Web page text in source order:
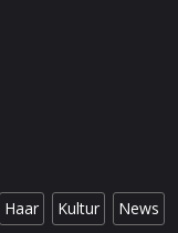
Haar Kultur News